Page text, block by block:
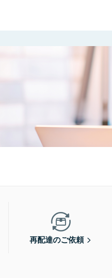
再配達のご依頼